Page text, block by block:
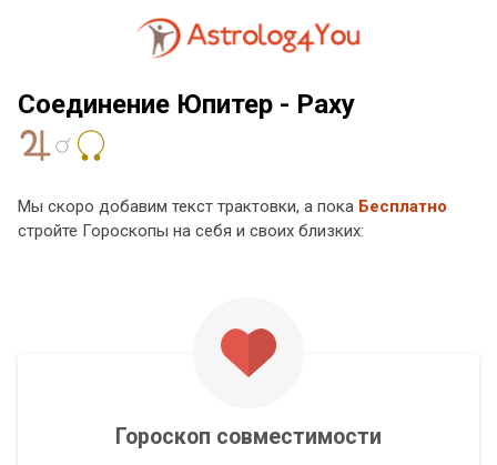
Соединение Юпитер - Раху
Мы скоро добавим текст трактовки, а пока Бесплатно
стройте Гороскопы на себя и своих близких:
Гороскоп совместимости